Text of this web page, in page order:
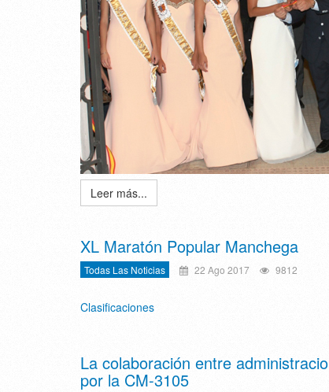
Leer más...
XL Maratón Popular Manchega
Todas Las Noticias 22 Ago 2017 9812
Clasificaciones
La colaboración entre
por la CM-3105